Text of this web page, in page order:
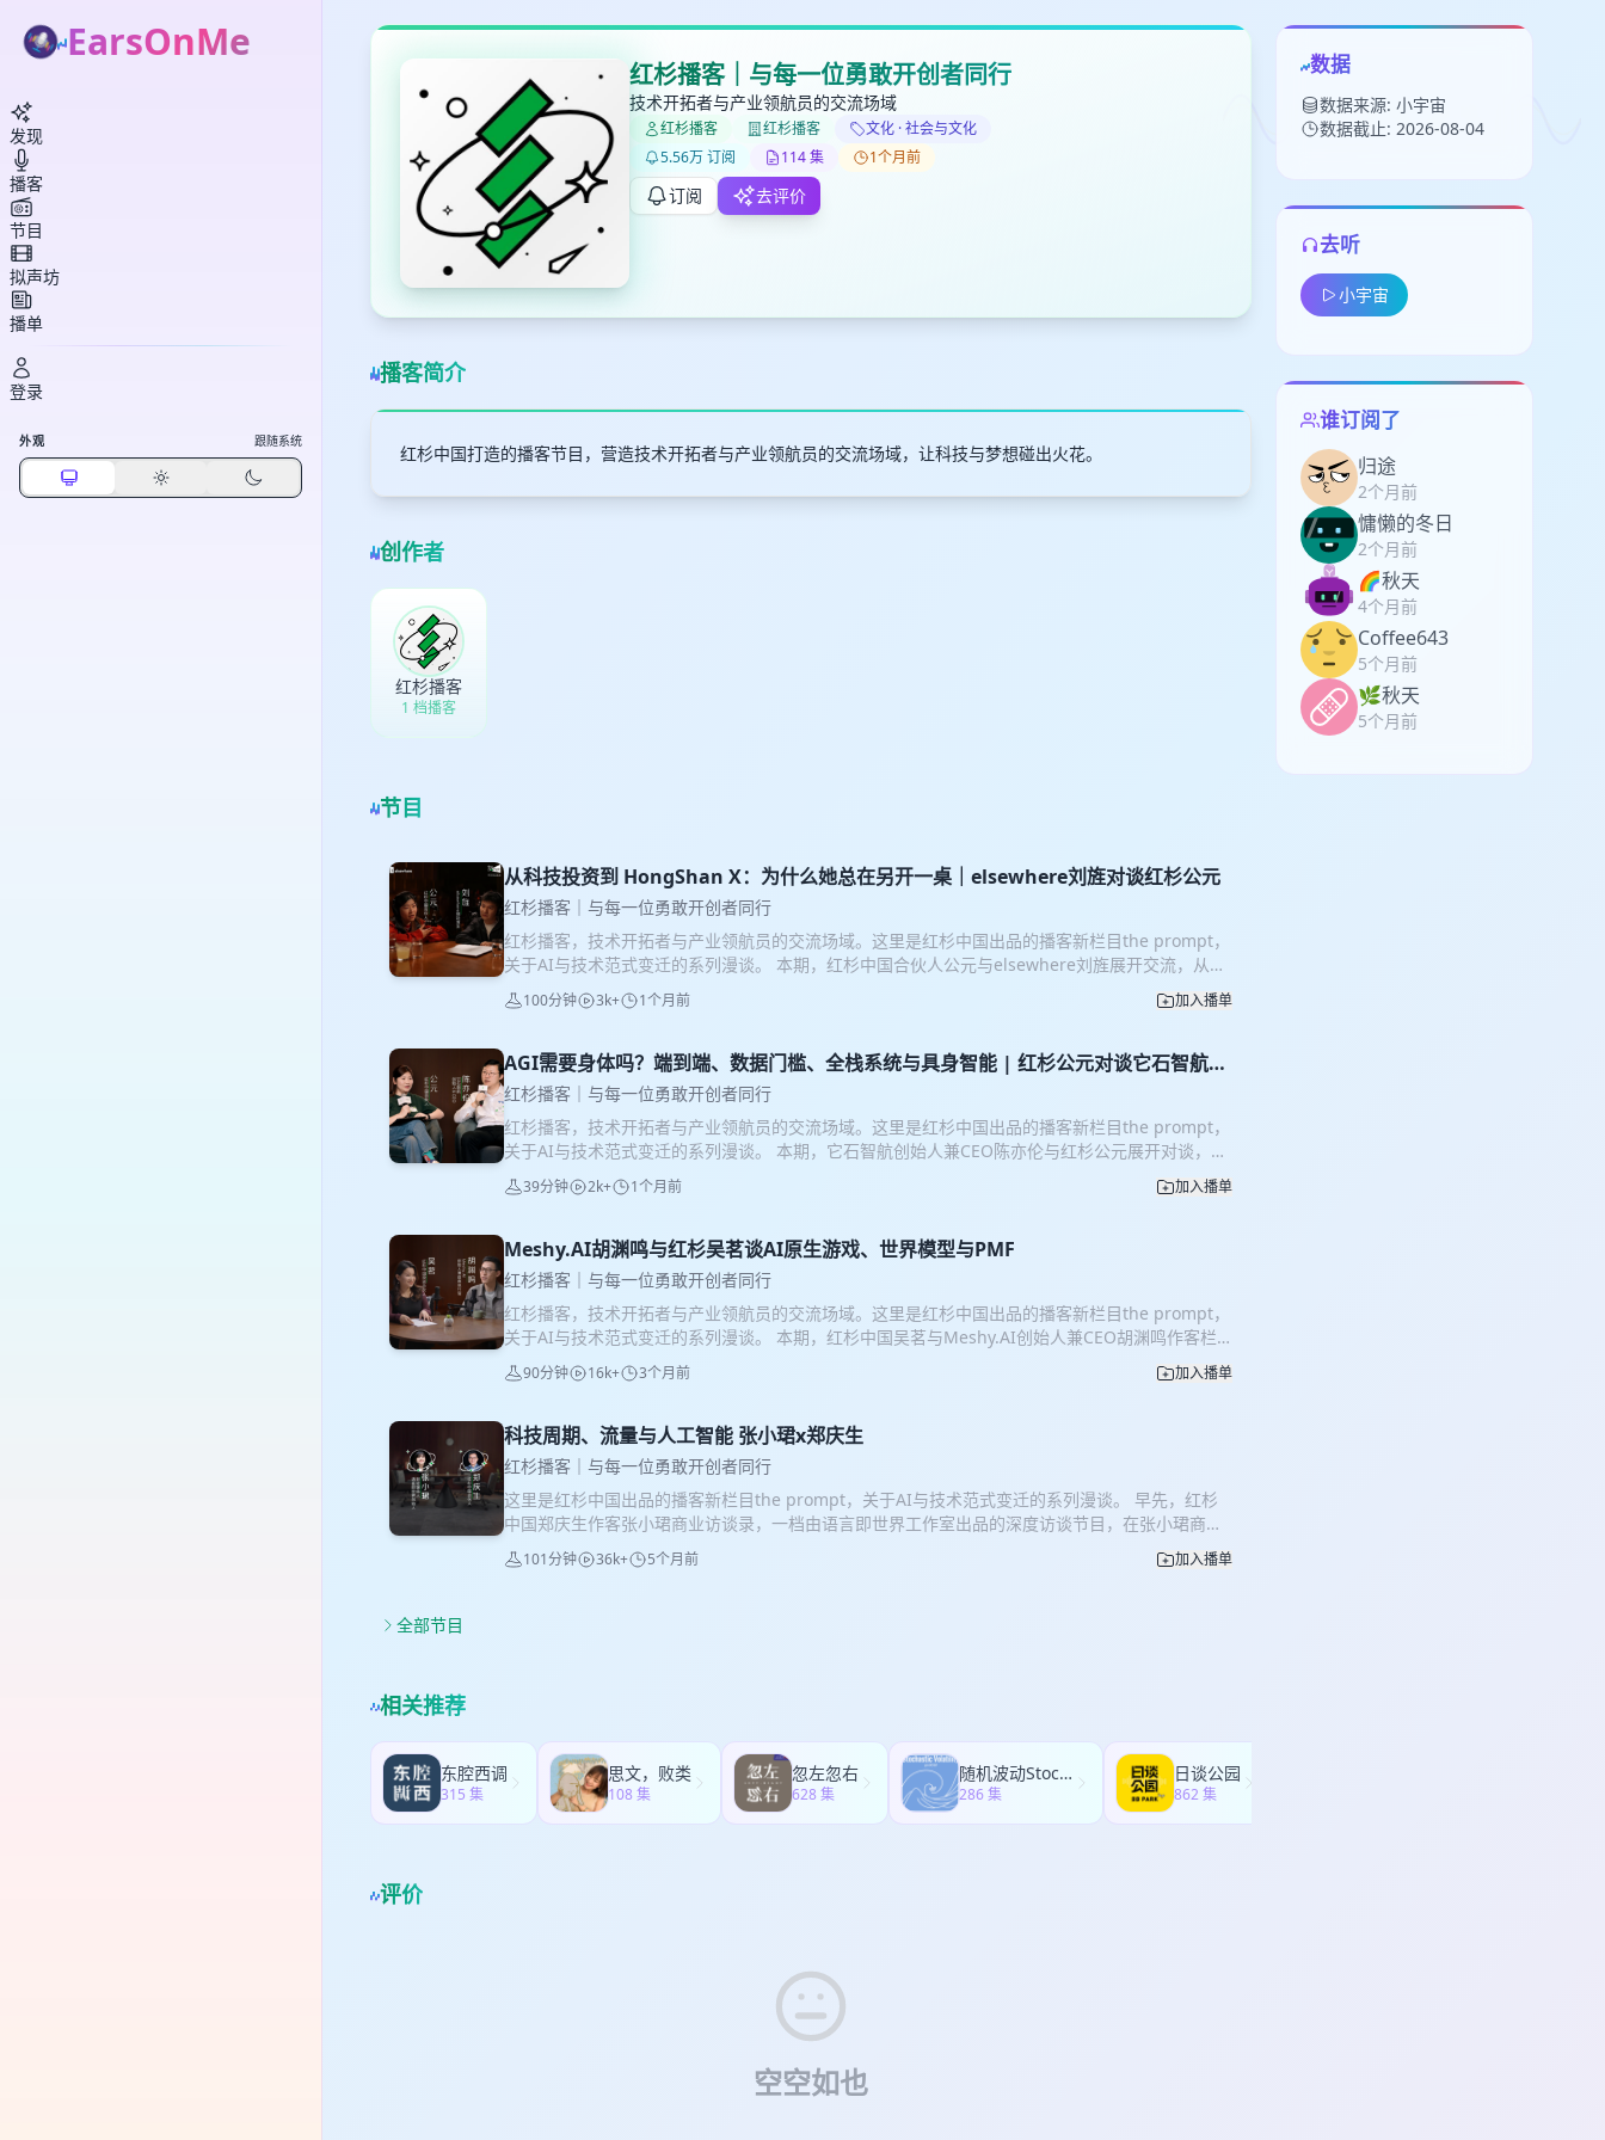
红杉播客｜与每一位勇敢开创者同行
技术开拓者与产业领航员的交流场域
红杉播客 红杉播客
文化 · 社会与文化
5.56万 订阅
114 集 1个月前
订阅 去评价
播客简介
红杉中国打造的播客节目，营造技术开拓者与产业领航员的交流场域，让科技与梦想碰出火花。
创作者
红杉播客
1 档播客
节目
从科技投资到 HongShan X：为什么她总在另开一桌｜elsewhere刘旌对谈红杉公元
红杉播客｜与每一位勇敢开创者同行
红杉播客，技术开拓者与产业领航员的交流场域。这里是红杉中国出品的播客新栏目the prompt，
关于AI与技术范式变迁的系列漫谈。 本期，红杉中国合伙人公元与elsewhere刘旌展开交流，从科
学家、论文与创业聊起，谈及一位投资人如何在市场中形成判断、在组织中完成成长。从硅谷到北
京，从一级市场到HongShanX，公元的职业路径展示出一种关乎科技投资的另类答案：与最早的人
中致稳行远，也谈红杉文化中始终重要的两件事：赢，以及conviction。 我们从elsewhere别处发
生获取了节目授权，在此也将这场深度访谈分享给the prompt的听众。 * 公元 红杉中国合伙人 *
刘旌 elsewhere别处发生 Part1 发论文的VC 00:03:36 Xbench发了一篇论文 00:06:01 做科学家的
co-founder Part2 从硅谷到北京 00:09:34 从硅谷回国的identity crisis 00:13:04 加入华创，但做
的是venture lending 00:15:05 满桌大佬，另开一桌 00:18:34 和科学家交朋友 00:27:23 跟江湖师
傅学做VC Part3 红杉是浓缩的中国一级市场 00:30:01 科技ToB大迁徙，从华创到红杉 00:35:25 来
红杉，依然是和市场的竞争 00:39:46 爬同一座山，和红杉同事一起会快很多 00:44:50 “公司上市的
00:57:01 Sabbatical“学术假期” 00:59:38 HongShanX的雏形 01:07:37 每次孵化，都想过“加入这
家公司得了” 01:17:29 投资人在创业者身上寻找映射是种ego Part5 新Partner/新一代“卷王”
事问：2019年对自己的期待做到了吗？ 这一期节目授权转载自elsewhere别处发生，欢迎到公众号
关注原作者获取更多信息。原作者的公众号是：elsewhere别处发生 原始访谈地址：小宇宙 | 公众
号
100分钟 3k+ 1个月前 加入播单
AGI需要身体吗？端到端、数据门槛、全栈系统与具身智能 | 红杉公元对谈它石智航陈
亦伦
红杉播客｜与每一位勇敢开创者同行
红杉播客，技术开拓者与产业领航员的交流场域。这里是红杉中国出品的播客新栏目the prompt，
关于AI与技术范式变迁的系列漫谈。 本期，它石智航创始人兼CEO陈亦伦与红杉公元展开对谈，从
自动驾驶走到通用机器人，重新回答“具身智能到底是不是一个真正的大赛道”。在这场对谈中，我
们将听到陈亦伦系统复盘他对机器人的几个核心判断：为什么机器人必须从一开始就走端到端路
的商业化为什么要从线束这样的具体场景切入…… 更重要的是，这不只是一场关于技术路线的讨
论，它也指向一个更大的问题：如果AGI真要进入现实世界、改变现实世界，它就必须拥有身体
——Action is All You Need。 * 陈亦伦 它石智航创始人&CEO * 公元 红杉中国合伙人 * 02:03-
03:04 开端：从自动驾驶出发，他为什么最终选择通用机器人？ * 03:06-04:20 清华一年的“等待
期”：机器人，究竟是不是一个值得长期下注的大赛道？ * 04:24-07:15 关于坚持与动摇：那些曾经
深信不疑的判断，后来为什么被自己推翻？ * 07:18-08:55 具身智能的“泡沫”在哪里：当行业过度
关注方法供给，谁还在追问问题本身？ * 08:59-11:04 自动驾驶与机器人的分野：为什么机器人必
大模型的数据门槛 * 14:39-16:50 关于上限：用人类数据训练，会不会把机器人的上限锁在人类身
上？ * 16:56-19:30 机器人的next token prediction 找到了吗：具身智能的统一范式，究竟应该是
21:09-26:10 为什么做机器人必须全栈自研：具身智能本质上是一套系统工程 * 26:13-28:25 视觉
+触觉为什么是必选项：机器人是接触系统，失败往往发生在最后一厘米 * 28:29-31:55 具身智能的
商业出口在哪里：为什么石智航选择从线束切入？ * 32:00-34:25 错位竞争优势：为什么说，数据
39分钟 2k+ 1个月前 加入播单
Meshy.AI胡渊鸣与红杉吴茗谈AI原生游戏、世界模型与PMF
红杉播客｜与每一位勇敢开创者同行
红杉播客，技术开拓者与产业领航员的交流场域。这里是红杉中国出品的播客新栏目the prompt，
关于AI与技术范式变迁的系列漫谈。 本期，红杉中国吴茗与Meshy.AI创始人兼CEO胡渊鸣作客栏
目，谈及了胡渊鸣以及Meshy.AI的成长之路。从一个不擅长表达的内向技术少年，到带领
Meshy.AI走到全球用户面前的创业者，胡渊鸣的经历几乎浓缩了AI时代顶级技术型Founder的成长
最简单的规则，去描述最丰富的世界；也可以听到他对AI原生游戏的判断——真正属于下一代的产
品，不是“加了AI”，而是“离开AI就不成立”。 更重要的是，这不是一期只谈技术趋势的访谈。胡渊
鸣同时复盘了Meshy.AI三次转型以及寻找PMF的过程：从“我能做什么”，到“用户真正需要什么”；
从一个技术人，摸索出属于自己的CEO方法论；从几乎想把钱还给投资人的至暗时刻，走到重新确
认方向。 围绕“AI 替代不了什么”“世界模型应该怎么做”“AI时代人最终追求什么”等问题，这场对谈深
入技术、产品与人性的交叉地带。 * 胡渊鸣 Meshy.AI创始人兼首席执行官 * 吴茗 红杉中国投资合
伙人 * 02:12 - 05:13 | 内向者的表达：如何找到一套与世界沟通的自洽方式？ * 05:14 - 13:27 |
投资人的那段日子 * 01:14:36 - 01:29:57 | 关于顶级 Founder：Motivation与韧性
90分钟 16k+ 3个月前 加入播单
科技周期、流量与人工智能 张小珺x郑庆生
红杉播客｜与每一位勇敢开创者同行
这里是红杉中国出品的播客新栏目the prompt，关于AI与技术范式变迁的系列漫谈。 早先，红杉
中国郑庆生作客张小珺商业访谈录，一档由语言即世界工作室出品的深度访谈节目，在张小珺商业
访谈录的年终回顾系列【站在2025年之外】中，郑庆生提供了一个宏大的视角——他把时间尺度拉
长到20年，回看中国从互联网、移动互联网到AI的三轮技术浪潮；又进一步，把视角放进了更宏观
趣，是对人类前沿行为模式的探讨 21:17 我对阿北（豆瓣创始人）的印象：“他和豆瓣是合一的”
22:22 我对张涛（大众点评创始人）的印象：“更成熟的有敏感产品洞察力的企业家” 22:55 现在回
头看，Web2.0是在人类社会第一次数字化之后做了一波线上内容的产品创新，再往后，共享经济是
又做了一次线上、线下结合的大规模创新 23:25 一位经济史爱好者眼中的中国创投20年：05年以
的行为模式总体是不可预期的” 41:20 我对于个人投资的审美和反思 47:17 为什么当我们觉得C端流
量攫取殆尽时，小宇宙或播客会涌现？ * “听觉是可以唯一多线程并用的感官” 经济史中的流量革命
49:46 移动互联网C端流量终结于短视频，18年、19年以后的很多年都缺乏大的创新，to C投资进
入蛰伏期 51:55 流量是人类经济史的支点：公路〉铁路〉运河〉电力〉有线电话〉电视〉互联网
56:21 “你可以认为现在所有的优秀互联网to C产品都是一个巨大的城镇” 56:41 人工智能让我们看到
了新的to C流量入口的潜力 59:13 不同点：AI时代所形成的网络不是带有自然垄断性质的网络，它
101分钟 36k+ 5个月前 加入播单
全部节目
相关推荐
东腔西调
315 集
思文，败类
108 集
忽左忽右
628 集
随机波动StochasticVolatility
286 集
日谈公园
862 集
评价
空空如也
数据
数据来源: 小宇宙
数据截止: 2026-08-04
去听
小宇宙
谁订阅了
归途
2个月前
慵懒的冬日
2个月前
🌈秋天
4个月前
Coffee643
5个月前
🌿秋天
5个月前
打分
键盘下留人
高
删除确认
EarsOnMe
发现
播客
节目
拟声坊
播单
登录
外观 跟随系统
加入播单